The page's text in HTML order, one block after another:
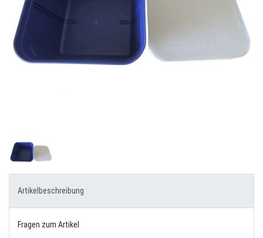
Artikelbeschreibung
Fragen zum Artikel